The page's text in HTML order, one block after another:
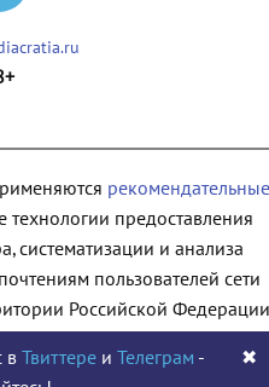
рекомендательные
предоставления
систематизации и анализа
пользователей сети
Российской
в Твиттереи Телеграм -
✖